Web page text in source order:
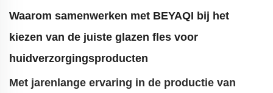
Waarom samenwerken met BEYAQI bij het
kiezen van de juiste glazen fles voor
huidverzorgingsproducten
Met jarenlange ervaring in de productie van